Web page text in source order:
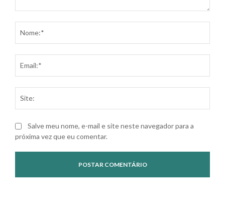
Salve meu nome, e-mail e site neste navegador para a
próxima vez que eu comentar.